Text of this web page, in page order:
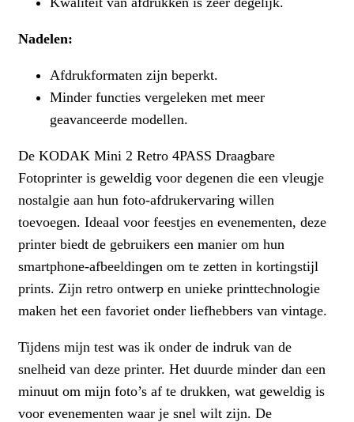
Nadelen:
Afdrukformaten zijn beperkt.
Minder functies vergeleken met meer
geavanceerde modellen.
De KODAK Mini 2 Retro 4PASS Draagbare
Fotoprinter is geweldig voor degenen die een vleugje
nostalgie aan hun foto-afdrukervaring willen
toevoegen. Ideaal voor feestjes en evenementen, deze
printer biedt de gebruikers een manier om hun
smartphone-afbeeldingen om te zetten in kortingstijl
prints. Zijn retro ontwerp en unieke printtechnologie
maken het een favoriet onder liefhebbers van vintage.
Tijdens mijn test was ik onder de indruk van de
snelheid van deze printer. Het duurde minder dan een
minuut om mijn foto’s af te drukken, wat geweldig is
voor evenementen waar je snel wilt zijn. De